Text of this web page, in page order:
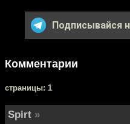
Подписывайся
Комментарии
cтраницы: 1
Spirt »